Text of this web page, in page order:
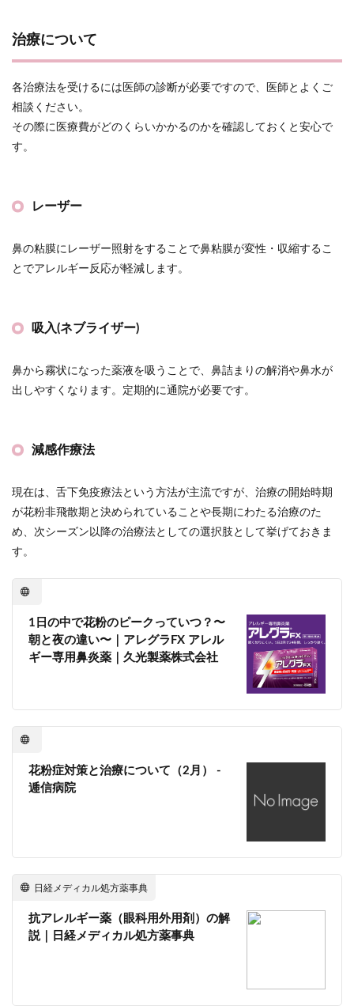
治療について
各治療法を受けるには医師の診断が必要ですので、医師とよくご
相談ください。
その際に医療費がどのくらいかかるのかを確認しておくと安心で
す。
レーザー
鼻の粘膜にレーザー照射をすることで鼻粘膜が変性・収縮するこ
とでアレルギー反応が軽減します。
吸入(ネブライザー)
鼻から霧状になった薬液を吸うことで、鼻詰まりの解消や鼻水が
出しやすくなります。定期的に通院が必要です。
減感作療法
現在は、舌下免疫療法という方法が主流ですが、治療の開始時期
が花粉非飛散期と決められていることや長期にわたる治療のた
め、次シーズン以降の治療法としての選択肢として挙げておきま
す。
1日の中で花粉のピークっていつ？〜
朝と夜の違い〜｜アレグラFX アレル
ギー専用鼻炎薬｜久光製薬株式会社
花粉症対策と治療について（2月） -
逓信病院
日経メディカル処方薬事典
抗アレルギー薬（眼科用外用剤）の解
説｜日経メディカル処方薬事典